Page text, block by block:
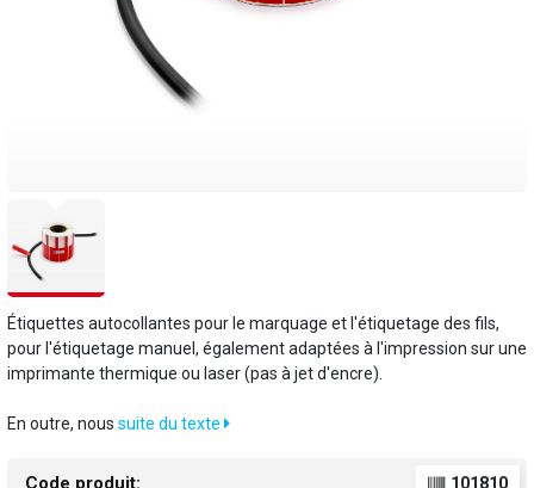
Étiquettes autocollantes pour le marquage et l'étiquetage des fils,
pour l'étiquetage manuel, également adaptées à l'impression sur une
imprimante thermique ou laser (pas à jet d'encre).
En outre, nous suite du texte
Code produit: 101810